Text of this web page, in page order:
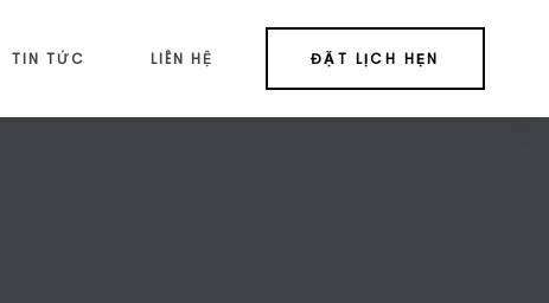
TIN TỨC LIÊN HỆ ĐẶT LỊCH HẸN